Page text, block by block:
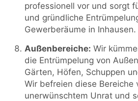
professionell vor und sorgt
und gründliche
Gewerberäume in Inhausen.
Außenbereiche: Wir
die Entrümpelung von
Gärten, Höfen, Schuppen
Wir befreien diese Bereiche
unerwünschtem Unrat und